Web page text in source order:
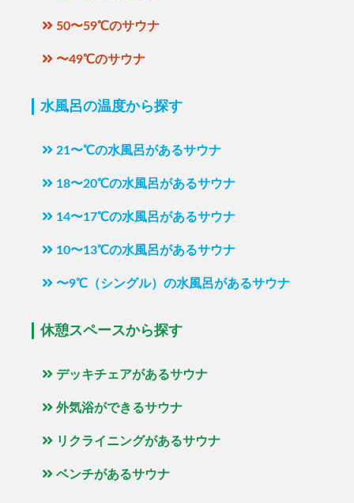
50〜59℃のサウナ
〜49℃のサウナ
水風呂の温度から探す
21〜℃の水風呂があるサウナ
18〜20℃の水風呂があるサウナ
14〜17℃の水風呂があるサウナ
10〜13℃の水風呂があるサウナ
〜9℃（シングル）の水風呂があるサウナ
休憩スペースから探す
デッキチェアがあるサウナ
外気浴ができるサウナ
リクライニングがあるサウナ
ベンチがあるサウナ